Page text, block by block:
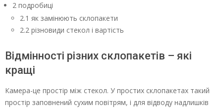
2 подробиці
2.1 як замінюють склопакети
2.2 різновиди стекол і вартість
Відмінності різних склопакетів – які
кращі
Камера-це простір між стекол. У простих склопакетах такий
простір заповнений сухим повітрям, і для відводу надлишків